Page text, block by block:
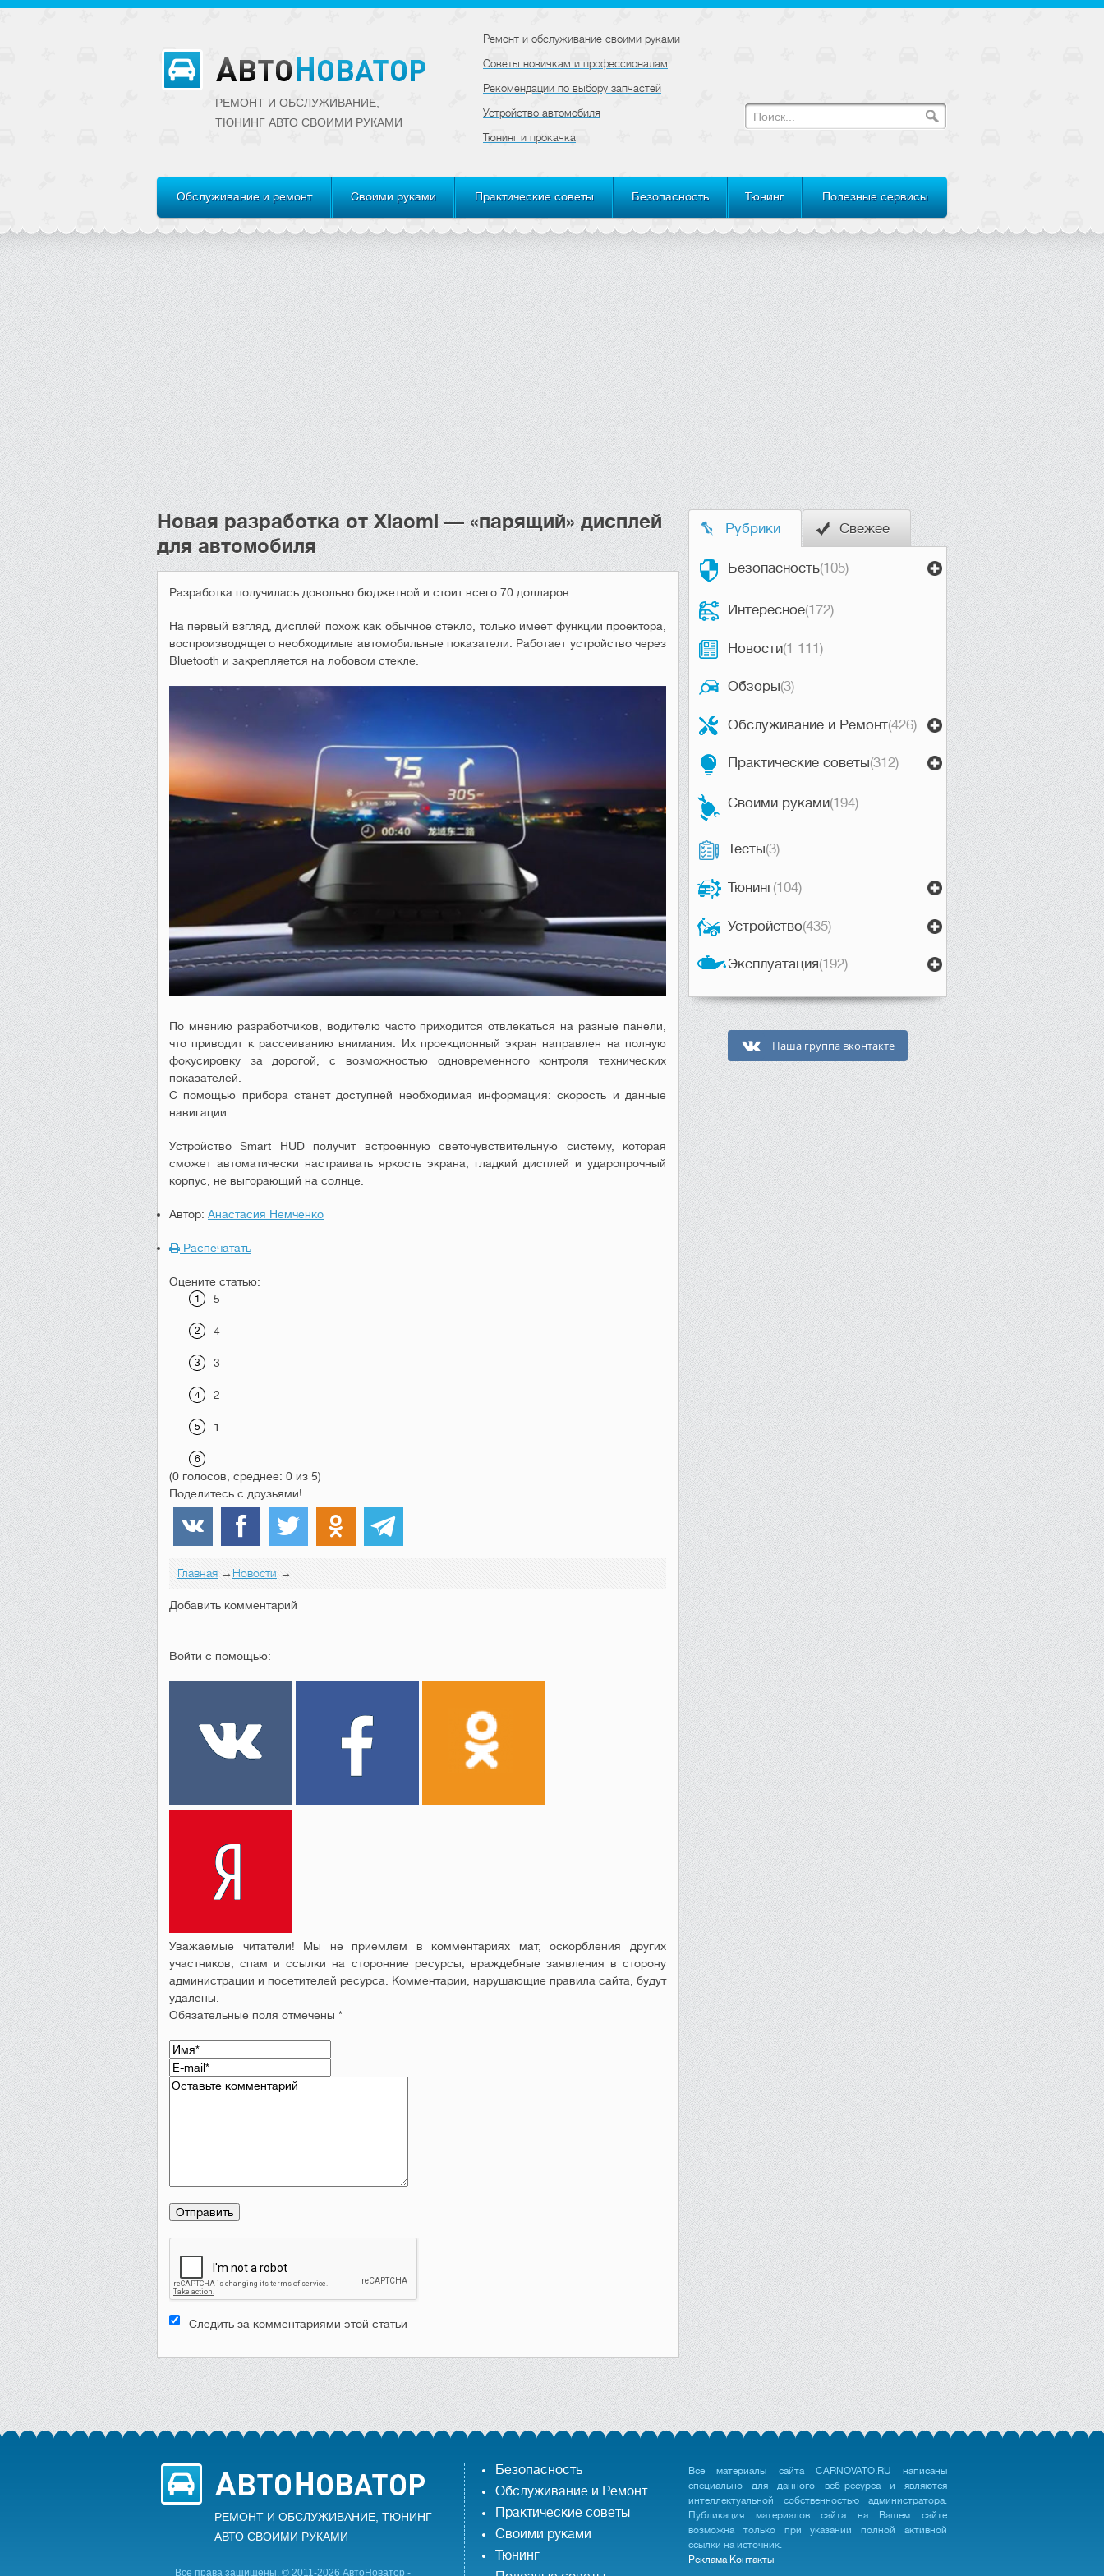
РЕМОНТ И ОБСЛУЖИВАНИЕ,
ТЮНИНГ АВТО CВОИМИ РУКАМИ
Ремонт и обслуживание своими руками
Советы новичкам и профессионалам
Рекомендации по выбору запчастей
Устройство автомобиля
Тюнинг и прокачка
Обслуживание и ремонт Своими руками Практические советы Безопасность Тюнинг Полезные сервисы
Новая разработка от Xiaomi — «парящий» дисплей
для автомобиля
Разработка получилась довольно бюджетной и стоит всего 70 долларов.
На первый взгляд, дисплей похож как обычное стекло, только имеет функции проектора,
воспроизводящего необходимые автомобильные показатели. Работает устройство через
Bluetooth и закрепляется на лобовом стекле.
По мнению разработчиков, водителю часто приходится отвлекаться на разные панели,
что приводит к рассеиванию внимания. Их проекционный экран направлен на полную
фокусировку за дорогой, с возможностью одновременного контроля технических
показателей.
С помощью прибора станет доступней необходимая информация: скорость и данные
навигации.
Устройство Smart HUD получит встроенную светочувствительную систему, которая
сможет автоматически настраивать яркость экрана, гладкий дисплей и ударопрочный
корпус, не выгорающий на солнце.
Автор: Анастасия Немченко
Распечатать
Оцените статью:
5
4
3
2
1
(0 голосов, среднее: 0 из 5)
Поделитесь с друзьями!
Главная →Новости →
Добавить комментарий
Войти с помощью:
Уважаемые читатели! Мы не приемлем в комментариях мат, оскорбления других
участников, спам и ссылки на сторонние ресурсы, враждебные заявления в сторону
администрации и посетителей ресурса. Комментарии, нарушающие правила сайта, будут
удалены.
Обязательные поля отмечены *
Следить за комментариями этой статьи
Рубрики Свежее
Безопасность(105)
Интересное(172)
Новости(1 111)
Обзоры(3)
Обслуживание и Ремонт(426)
Практические советы(312)
Своими руками(194)
Тесты(3)
Тюнинг(104)
Устройство(435)
Эксплуатация(192)
Наша группа вконтакте
РЕМОНТ И ОБСЛУЖИВАНИЕ, ТЮНИНГ
АВТО CВОИМИ РУКАМИ
Все права защищены. © 2011-2026 АвтоНоватор -
Безопасность
Обслуживание и Ремонт
Практические советы
Своими руками
Тюнинг
Все материалы сайта CARNOVATO.RU написаны
специально для данного веб-ресурса и являются
интеллектуальной собственностью администратора.
Публикация материалов сайта на Вашем сайте
возможна только при указании полной активной
ссылки на источник.
Реклама Контакты